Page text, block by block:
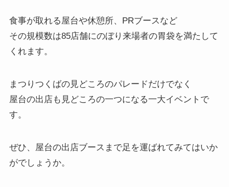
食事が取れる屋台や休憩所、PRブースなど
その規模数は85店舗にのぼり来場者の胃袋を満たして
くれます。
まつりつくばの見どころのパレードだけでなく
屋台の出店も見どころの一つになる一大イベントで
す。
ぜひ、屋台の出店ブースまで足を運ばれてみてはいか
がでしょうか。